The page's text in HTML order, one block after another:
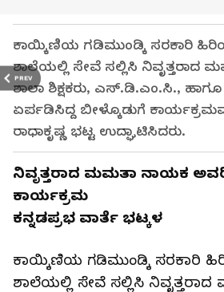
PREV
ಕಾಯ್ಕಿಣಿಯ ಗಡಿಮುಂಡ್ಕಿ ಸರಕಾರಿ
ಶಾಲೆಯಲ್ಲಿ ಸೇವೆ ಸಲ್ಲಿಸಿ ನಿವೃತ್ತರಾದ
ಶಾಲಾ ಶಿಕ್ಷಕರು, ಎಸ್.ಡಿ.ಎಂ.ಸಿ.,
ಏರ್ಪಡಿಸಿದ್ದ ಬೀಳ್ಕೊಡುಗೆ
ರಾಧಾಕೃಷ್ಣ ಭಟ್ಟ ಉದ್ಘಾಟಿಸಿದರು.
ನಿವೃತ್ತರಾದ ಮಮತಾ ನಾಯಕ
ಕಾರ್ಯಕ್ರಮ
ಕನ್ನಡಪ್ರಭ ವಾರ್ತೆ ಭಟ್ಕಳ
ಕಾಯ್ಕಿಣಿಯ ಗಡಿಮುಂಡ್ಕಿ ಸರಕಾರಿ
ಶಾಲೆಯಲ್ಲಿ ಸೇವೆ ಸಲ್ಲಿಸಿ